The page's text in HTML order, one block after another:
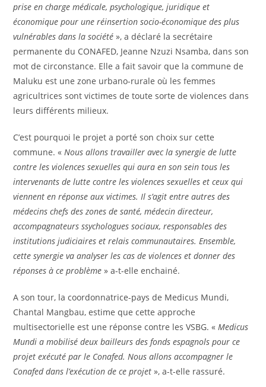
prise en charge médicale, psychologique, juridique et
économique pour une réinsertion socio-économique des plus
vulnérables dans la société », a déclaré la secrétaire
permanente du CONAFED, Jeanne Nzuzi Nsamba, dans son
mot de circonstance. Elle a fait savoir que la commune de
Maluku est une zone urbano-rurale où les femmes
agricultrices sont victimes de toute sorte de violences dans
leurs différents milieux.
C’est pourquoi le projet a porté son choix sur cette
commune. « Nous allons travailler avec la synergie de lutte
contre les violences sexuelles qui aura en son sein tous les
intervenants de lutte contre les violences sexuelles et ceux qui
viennent en réponse aux victimes. Il s’agit entre autres des
médecins chefs des zones de santé, médecin directeur,
accompagnateurs ssychologues sociaux, responsables des
institutions judiciaires et relais communautaires. Ensemble,
cette synergie va analyser les cas de violences et donner des
réponses à ce problème » a-t-elle enchainé.
A son tour, la coordonnatrice-pays de Medicus Mundi,
Chantal Mangbau, estime que cette approche
multisectorielle est une réponse contre les VSBG. « Medicus
Mundi a mobilisé deux bailleurs des fonds espagnols pour ce
projet exécuté par le Conafed. Nous allons accompagner le
Conafed dans l’exécution de ce projet », a-t-elle rassuré.